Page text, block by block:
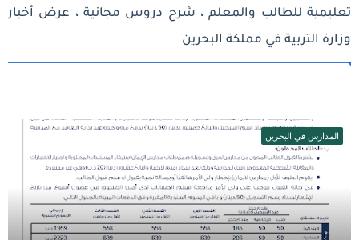
تعليمية للطالب والمعلم ، شرح دروس مجانية ، عرض أخبار
وزارة التربية في مملكة البحرين
المدارس في البحرين